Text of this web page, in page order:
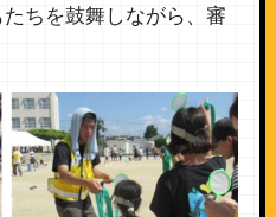
ちを鼓舞しながら、審